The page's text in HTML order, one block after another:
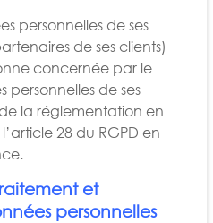
personnelles de ses
de ses clients)
concernée par le
personnelles de ses
la réglementation en
28 du RGPD en
et
personnelles